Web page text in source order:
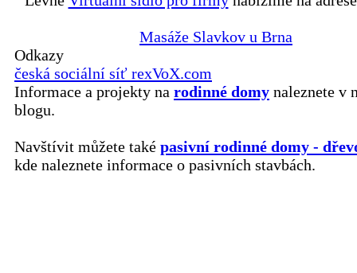
Masáže Slavkov u Brna
Odkazy
česká sociální síť rexVoX.com
Informace a projekty na rodinné domy naleznete v
blogu.
Navštívit můžete také pasivní rodinné domy -
kde naleznete informace o pasivních stavbách.